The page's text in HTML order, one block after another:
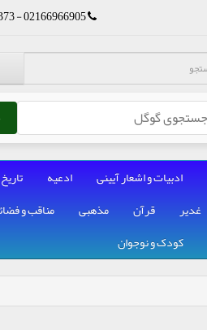
02166966905 - 09196835373
ادبیات و اشعار آیینی ادعیه تاریخ
غدیر قرآن مذهبی مناقب و
کودک و نوجوان